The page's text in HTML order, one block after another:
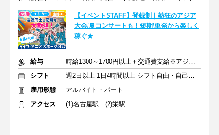
【イベントSTAFF】登録制｜熱狂のアジア
大会/夏コンサートも！短期/単発から楽しく
稼ぐ★
給与
時給1300～1700円以上＋交通費支給※アジア大会手当もあり
シフト
週2日以上 1日4時間以上 シフト自由・自己申告
雇用形態
アルバイト・パート
アクセス
(1)名古屋駅 (2)栄駅